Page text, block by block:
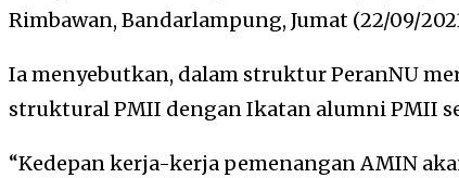
Rimbawan, Bandarlampung, Jumat (22/09/
Ia menyebutkan, dalam struktur PeranNU
struktural PMII dengan Ikatan alumni PMII
“Kedepan kerja-kerja pemenangan AMIN